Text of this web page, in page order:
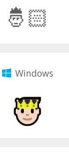
🤴🏻
Windows